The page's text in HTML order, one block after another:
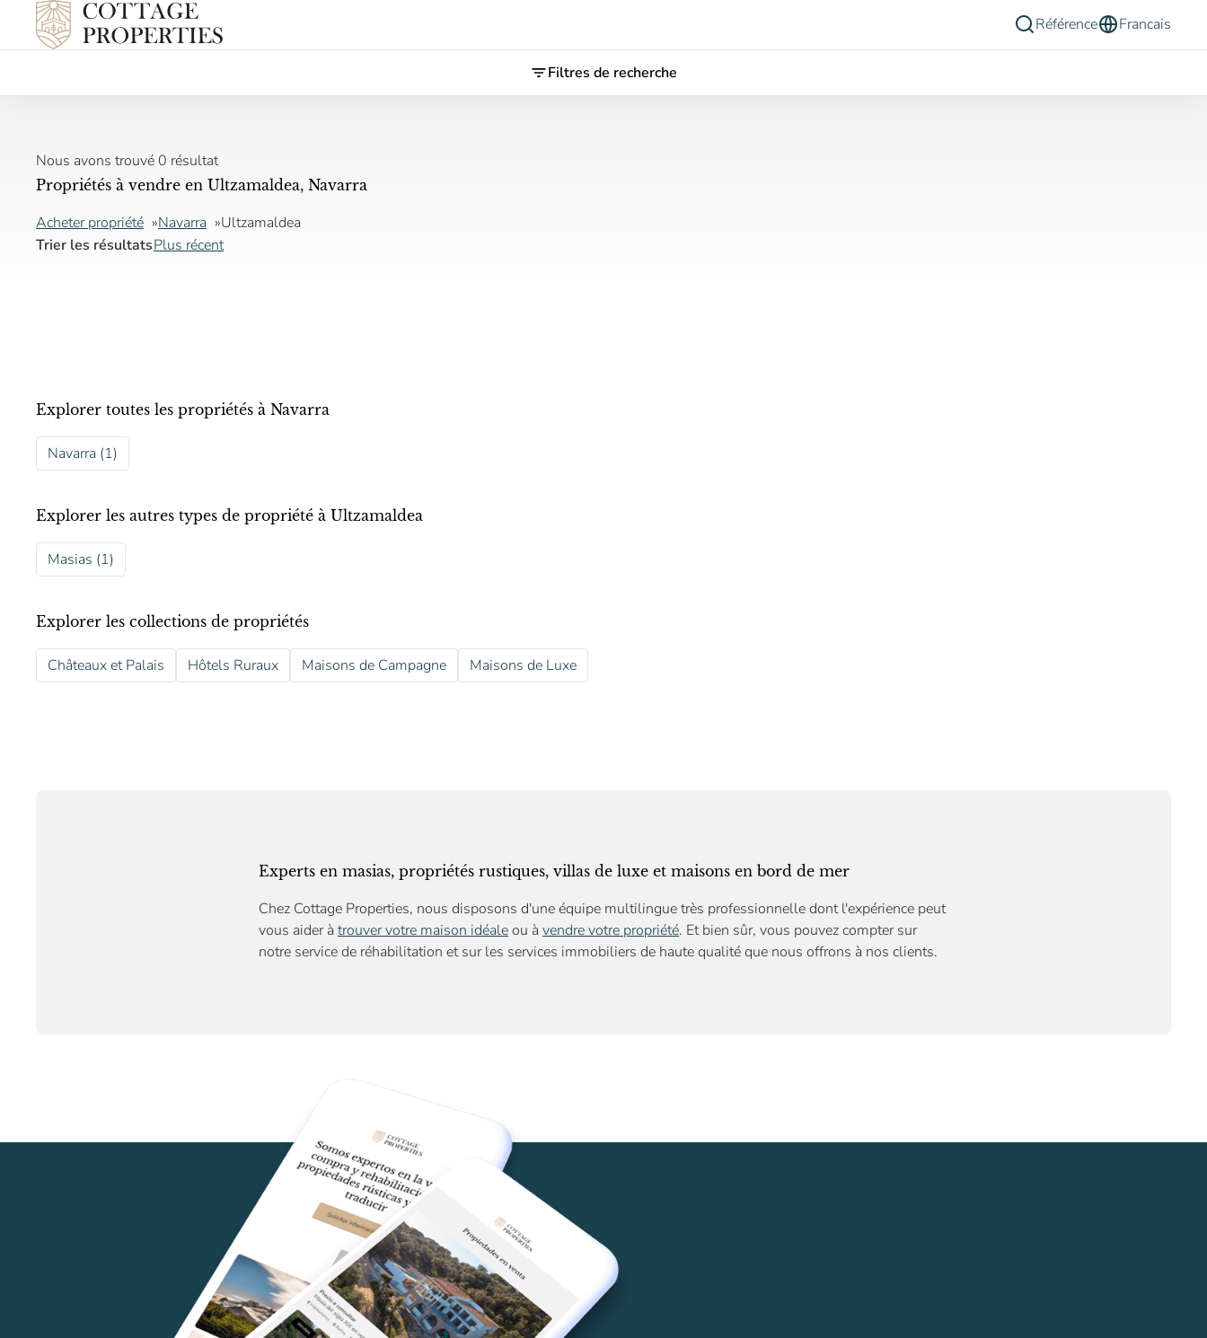
Référence Francais
Filtres de recherche
Nous avons trouvé 0 résultat
Propriétés à vendre en Ultzamaldea, Navarra
Acheter propriété Navarra
Ultzamaldea
Trier les résultatsPlus récent
Explorer toutes les propriétés à Navarra
Navarra (1)
Explorer les autres types de propriété à Ultzamaldea
Masias (1)
Explorer les collections de propriétés
Châteaux et Palais Hôtels Ruraux Maisons de Campagne Maisons de Luxe
Experts en masias, propriétés rustiques, villas de luxe et maisons en bord de mer
Chez Cottage Properties, nous disposons d'une équipe multilingue très professionnelle dont l'expérience peut
vous aider à trouver votre maison idéaleou à vendre votre propriété. Et bien sûr, vous pouvez compter sur
notre service de réhabilitation et sur les services immobiliers de haute qualité que nous offrons à nos clients.